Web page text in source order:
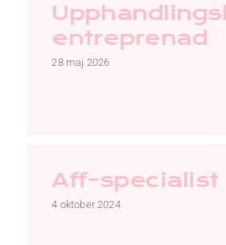
entreprenad
28 maj 2026
Aff-specialist
4 oktober 2024